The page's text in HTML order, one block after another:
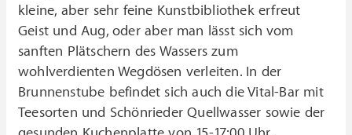
kleine, aber sehr feine Kunstbibliothek erfreut
Geist und Aug, oder aber man lässt sich vom
sanften Plätschern des Wassers zum
wohlverdienten Wegdösen verleiten. In der
Brunnenstube befindet sich auch die Vital-Bar mit
Teesorten und Schönrieder Quellwasser sowie der